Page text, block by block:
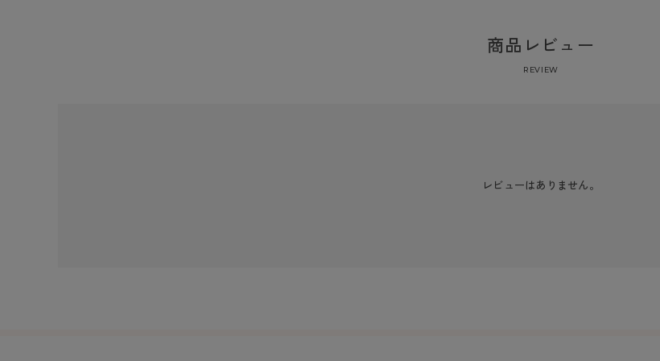
商品レビュー
REVIEW
レビューはありません。